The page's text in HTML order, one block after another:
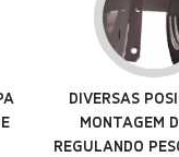
CHASSI ROBUSTO
AO